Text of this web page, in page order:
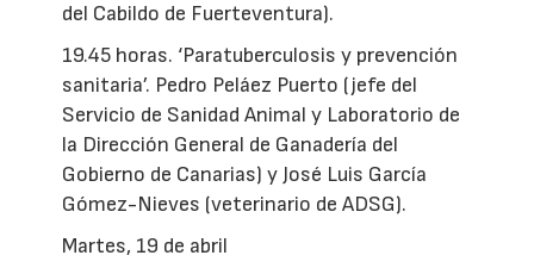
del Cabildo de Fuerteventura).
19.45 horas. ‘Paratuberculosis y prevención
sanitaria’. Pedro Peláez Puerto (jefe del
Servicio de Sanidad Animal y Laboratorio de
la Dirección General de Ganadería del
Gobierno de Canarias) y José Luis García
Gómez-Nieves (veterinario de ADSG).
Martes, 19 de abril